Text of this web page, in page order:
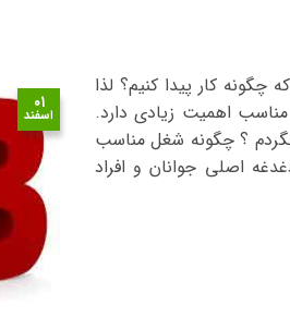
۰۱
اسفند
کار پیدا کنیم؟ لذا
مناسب اهمیت زیادی دارد.
؟ چگونه شغل مناسب
اصلی جوانان و افراد